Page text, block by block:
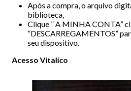
Após a compra, o arquivo
biblioteca,
Clique ” A MINHA CONTA”
“DESCARREGAMENTOS”
seu dispositivo.
Acesso Vitalíco